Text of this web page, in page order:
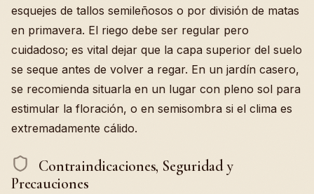
esquejes de tallos semileñosos o por división de matas
en primavera. El riego debe ser regular pero
cuidadoso; es vital dejar que la capa superior del suelo
se seque antes de volver a regar. En un jardín casero,
se recomienda situarla en un lugar con pleno sol para
estimular la floración, o en semisombra si el clima es
extremadamente cálido.
Contraindicaciones, Seguridad y
Precauciones